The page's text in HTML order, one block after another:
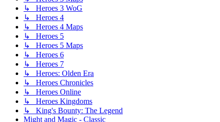
↳ Heroes 3 WoG
↳ Heroes 4
↳ Heroes 4 Maps
↳ Heroes 5
↳ Heroes 5 Maps
↳ Heroes 6
↳ Heroes 7
↳ Heroes: Olden Era
↳ Heroes Chronicles
↳ Heroes Online
↳ Heroes Kingdoms
↳ King's Bounty: The Legend
Might and Magic - Classic